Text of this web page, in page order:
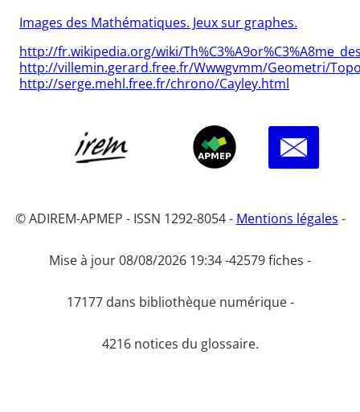
Images des Mathématiques. Jeux sur graphes.
http://fr.wikipedia.org/wiki/
http://villemin.gerard.free.fr/Wwwgvmm/Geometri/
http://serge.mehl.free.fr/chrono/Cayley.html
© ADIREM-APMEP - ISSN 1292-8054 - Mentions légales -
Mise à jour 08/08/2026 19:34 -42579 fiches -
17177 dans bibliothèque numérique -
4216 notices du glossaire.